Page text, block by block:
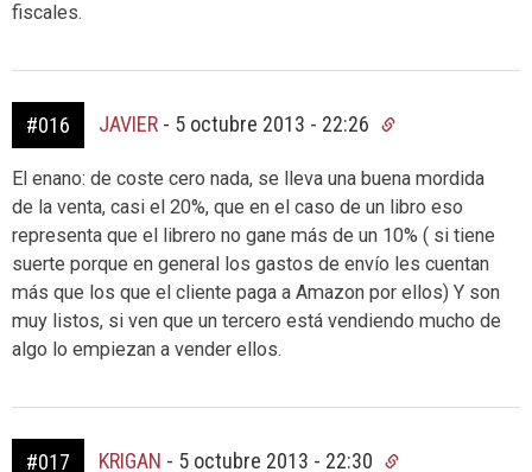
fiscales.
#016 JAVIER - 5 octubre 2013 - 22:26
El enano: de coste cero nada, se lleva una buena mordida
de la venta, casi el 20%, que en el caso de un libro eso
representa que el librero no gane más de un 10% ( si tiene
suerte porque en general los gastos de envío les cuentan
más que los que el cliente paga a Amazon por ellos) Y son
muy listos, si ven que un tercero está vendiendo mucho de
algo lo empiezan a vender ellos.
#017 KRIGAN - 5 octubre 2013 - 22:30